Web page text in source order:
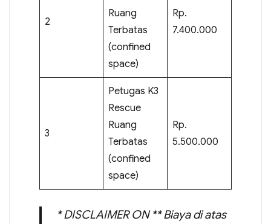
2
Ruang
Terbatas
(confined
space)
Rp.
7.400.000
3
Petugas K3
Rescue
Ruang
Terbatas
(confined
space)
Rp.
5.500.000
* DISCLAIMER ON ** Biaya di atas